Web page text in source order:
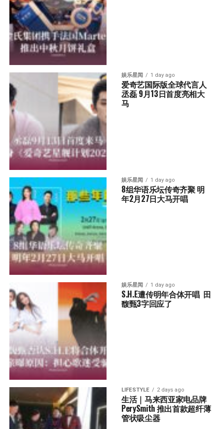
娱乐星闻 1 day ago
爱奇艺国际版全球代言人
丞磊 9月13日首度亮相大
马
娱乐星闻 1 day ago
8组华语乐坛传奇⻬聚 明
年2月27日大马开唱
娱乐星闻 1 day ago
S.H.E遭传明年合体开唱  田
馥甄3字回应了
LIFESTYLE 2 days ago
生活｜马来西亚家电品牌
PerySmith 推出首款超纤薄
管状吸尘器